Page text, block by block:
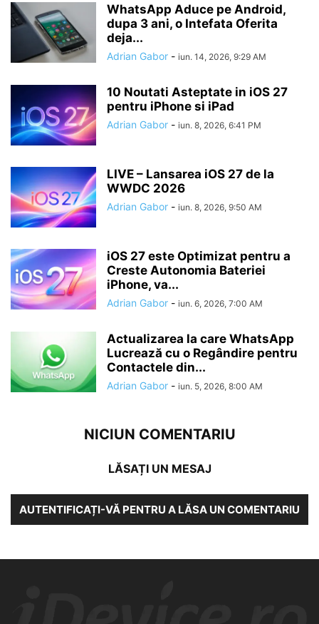
WhatsApp Aduce pe Android,
dupa 3 ani, o Intefata Oferita
deja...
Adrian Gabor - iun. 14, 2026, 9:29 AM
10 Noutati Asteptate in iOS 27
pentru iPhone si iPad
Adrian Gabor - iun. 8, 2026, 6:41 PM
LIVE – Lansarea iOS 27 de la
WWDC 2026
Adrian Gabor - iun. 8, 2026, 9:50 AM
iOS 27 este Optimizat pentru a
Creste Autonomia Bateriei
iPhone, va...
Adrian Gabor - iun. 6, 2026, 7:00 AM
Actualizarea la care WhatsApp
Lucrează cu o Regândire pentru
Contactele din...
Adrian Gabor - iun. 5, 2026, 8:00 AM
NICIUN COMENTARIU
LĂSAȚI UN MESAJ
AUTENTIFICAȚI-VĂ PENTRU A LĂSA UN COMENTARIU